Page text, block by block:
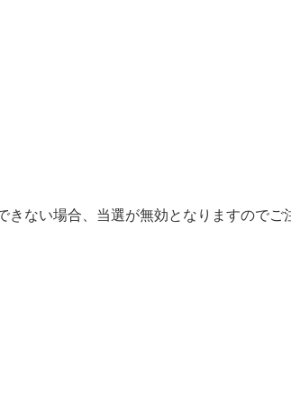
ない場合、当選が無効となりますのでご